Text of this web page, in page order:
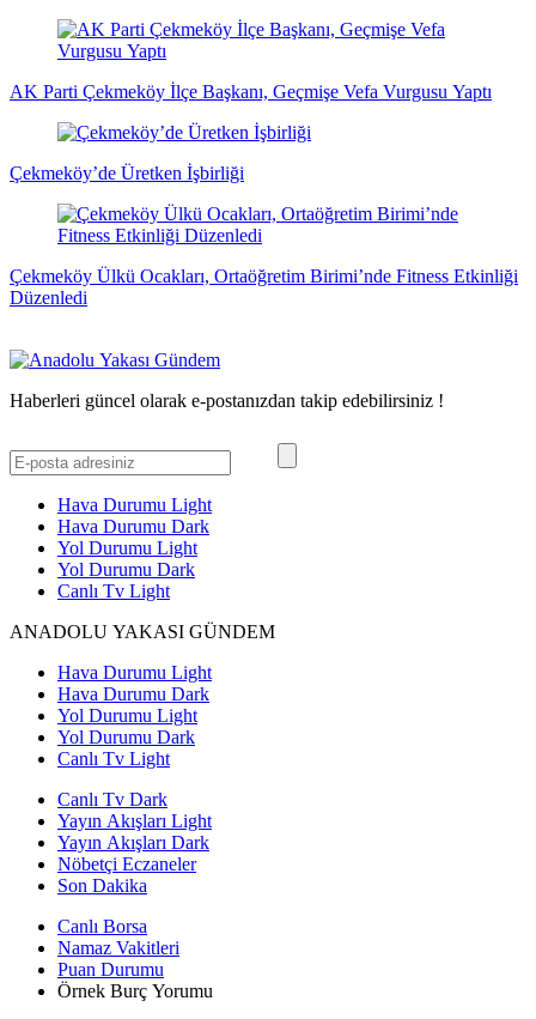
AK Parti Çekmeköy İlçe Başkanı, Geçmişe Vefa Vurgusu Yaptı
Çekmeköy’de Üretken İşbirliği
Çekmeköy Ülkü Ocakları, Ortaöğretim Birimi’nde Fitness Etkinliği
Düzenledi
Haberleri güncel olarak e-postanızdan takip edebilirsiniz !
Hava Durumu Light
Hava Durumu Dark
Yol Durumu Light
Yol Durumu Dark
Canlı Tv Light
ANADOLU YAKASI GÜNDEM
Hava Durumu Light
Hava Durumu Dark
Yol Durumu Light
Yol Durumu Dark
Canlı Tv Light
Canlı Tv Dark
Yayın Akışları Light
Yayın Akışları Dark
Nöbetçi Eczaneler
Son Dakika
Canlı Borsa
Namaz Vakitleri
Puan Durumu
Örnek Burç Yorumu